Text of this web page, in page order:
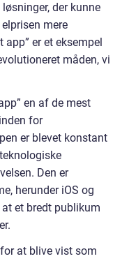
der kunne
mere
er et eksempel
måden, vi
en af de mest
for
er blevet konstant
Den er
herunder iOS og
et bredt publikum
at blive vist som